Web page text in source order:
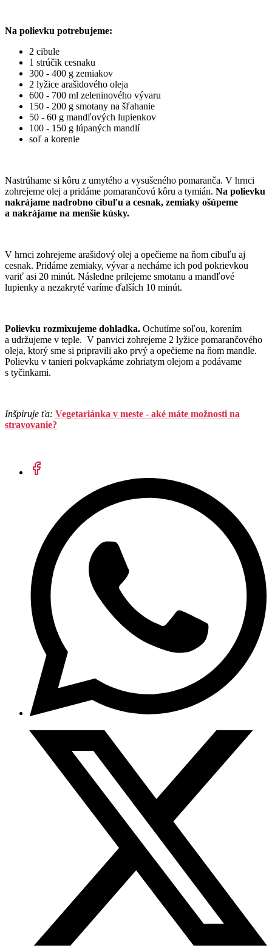
Na polievku potrebujeme:
2 cibule
1 strúčik cesnaku
300 - 400 g zemiakov
2 lyžice arašidového oleja
600 - 700 ml zeleninového vývaru
150 - 200 g smotany na šľahanie
50 - 60 g mandľových lupienkov
100 - 150 g lúpaných mandlí
soľ a korenie
Nastrúhame si kôru z umytého a vysušeného pomaranča. V hrnci
zohrejeme olej a pridáme pomarančovú kôru a tymián. Na polievku
nakrájame nadrobno cibuľu a cesnak, zemiaky ošúpeme
a nakrájame na menšie kúsky.
V hrnci zohrejeme arašidový olej a opečieme na ňom cibuľu aj
cesnak. Pridáme zemiaky, vývar a necháme ich pod pokrievkou
variť asi 20 minút. Následne prilejeme smotanu a mandľové
lupienky a nezakryté varíme ďalších 10 minút.
Polievku rozmixujeme dohladka. Ochutíme soľou, korením
a udržujeme v teple. V panvici zohrejeme 2 lyžice pomarančového
oleja, ktorý sme si pripravili ako prvý a opečieme na ňom mandle.
Polievku v tanieri pokvapkáme zohriatym olejom a podávame
s tyčinkami.
Inšpiruje ťa: Vegetariánka v meste - aké máte možnosti na
stravovanie?